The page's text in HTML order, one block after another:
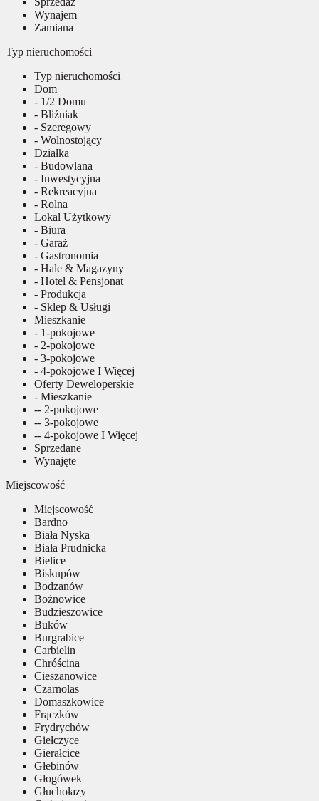
Wynajem
Zamiana
Typ nieruchomości
Typ nieruchomości
Dom
- 1/2 Domu
- Bliźniak
- Szeregowy
- Wolnostojący
Działka
- Budowlana
- Inwestycyjna
- Rekreacyjna
- Rolna
Lokal Użytkowy
- Biura
- Garaż
- Gastronomia
- Hale & Magazyny
- Hotel & Pensjonat
- Produkcja
- Sklep & Usługi
Mieszkanie
- 1-pokojowe
- 2-pokojowe
- 3-pokojowe
- 4-pokojowe I Więcej
Oferty Deweloperskie
- Mieszkanie
-- 2-pokojowe
-- 3-pokojowe
-- 4-pokojowe I Więcej
Sprzedane
Wynajęte
Miejscowość
Miejscowość
Bardno
Biała Nyska
Biała Prudnicka
Bielice
Biskupów
Bodzanów
Bożnowice
Budzieszowice
Buków
Burgrabice
Carbielin
Chróścina
Cieszanowice
Czarnolas
Domaszkowice
Frączków
Frydrychów
Giełczyce
Gierałcice
Głebinów
Głogówek
Głuchołazy